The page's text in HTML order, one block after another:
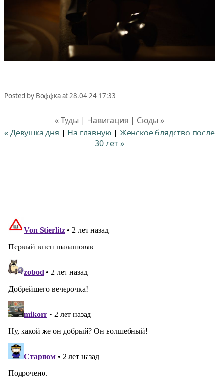
Posted by Воффкаat28.04.24 17:33
« Туды | Навигация | Сюды »
« Девушка дня | На главную | Женское блядство после
30 лет »